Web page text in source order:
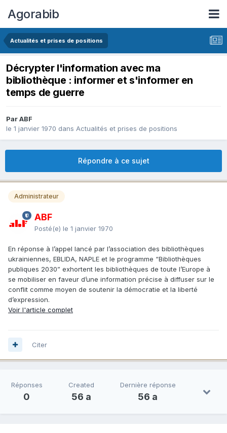
Agorabib
Actualités et prises de positions
Décrypter l'information avec ma
bibliothèque : informer et s'informer en
temps de guerre
Par ABF
le 1 janvier 1970 dans Actualités et prises de positions
Répondre à ce sujet
Administrateur
ABF
Posté(e) le 1 janvier 1970
En réponse à l’appel lancé par l’association des bibliothèques
ukrainiennes, EBLIDA, NAPLE et le programme “Bibliothèques
publiques 2030” exhortent les bibliothèques de toute l’Europe à
se mobiliser en faveur d’une information précise à diffuser sur le
conflit comme moyen de soutenir la démocratie et la liberté
d’expression.
Voir l'article complet
Citer
Réponses
0
Created
56 a
Dernière réponse
56 a